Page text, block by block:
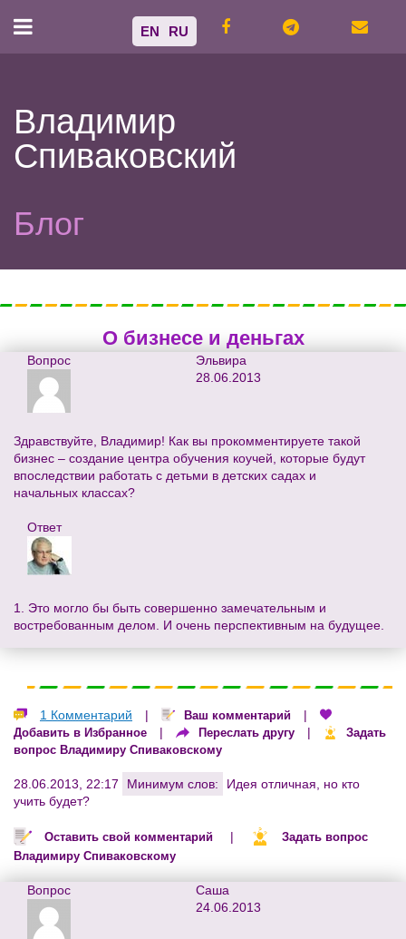
EN RU
Владимир
Спиваковский
Блог
О бизнесе и деньгах
Вопрос
Эльвира
28.06.2013
Здравствуйте, Владимир! Как вы прокомментируете такой
бизнес – создание центра обучения коучей, которые будут
впоследствии работать с детьми в детских садах и
начальных классах?
Ответ
1. Это могло бы быть совершенно замечательным и
востребованным делом. И очень перспективным на будущее.
1 Комментарий | Ваш комментарий |
Добавить в Избранное | Переслать другу |
Задать
вопрос Владимиру Спиваковскому
28.06.2013, 22:17 Минимум слов:
Идея отличная, но кто
учить будет?
Оставить свой комментарий |
Задать вопрос
Владимиру Спиваковскому
Вопрос
Саша
24.06.2013